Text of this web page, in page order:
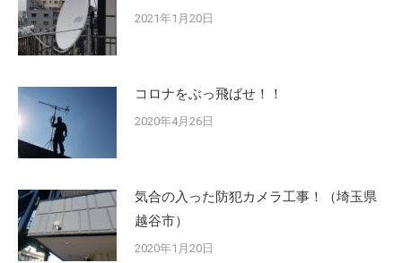
2021年1月20日
コロナをぶっ飛ばせ！！
2020年4月26日
気合の入った防犯カメラ工事！（埼玉県
越谷市）
2020年1月20日